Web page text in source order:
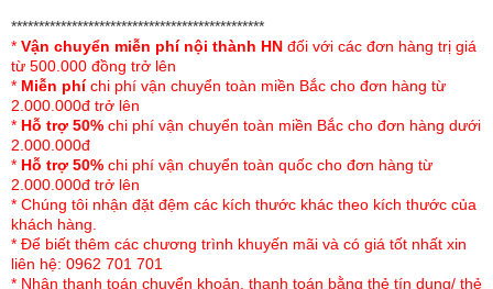
mỹ cao, chống muỗi tuyệt đối
Đỉnh màn vuông rộng rãi đem tới nhiều không
gian hoạt động hơn, giúp người dùng dễ dàng di
chuyển ngay cả khi đứng lên.
Kích thước màn chụp đa dạng vừa vặn với nhiều
cỡ giường thông dụng trên thị trường, đáp ứng
nhu cầu sử dụng đa dạng cho người tiêu dùng.
Màn giá cả phải chăng, tối ưu tài chính cho cả gia
**********************************************
* Vận chuyển miễn phí nội thành HN đối với các đơn hàng trị giá
từ 500.000 đồng trở lên
* Miễn phíchi phí vận chuyển toàn miền Bắc cho đơn hàng từ
2.000.000đ trở lên
* Hỗ trợ 50% chi phí vận chuyển toàn miền Bắc cho đơn hàng dưới
2.000.000đ
* Hỗ trợ 50% chi phí vận chuyển toàn quốc cho đơn hàng từ
2.000.000đ trở lên
* Chúng tôi nhận đặt đệm các kích thước khác theo kích thước của
khách hàng.
* Để biết thêm các chương trình khuyến mãi và có giá tốt nhất xin
liên hệ: 0962 701 701
* Nhận thanh toán chuyển khoản, thanh toán bằng thẻ tín dụng/ thẻ